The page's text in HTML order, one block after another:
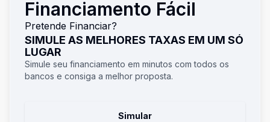
Financiamento Fácil
Pretende Financiar?
SIMULE AS MELHORES TAXAS EM UM SÓ
LUGAR
Simule seu financiamento em minutos com todos os
bancos e consiga a melhor proposta.
Simular